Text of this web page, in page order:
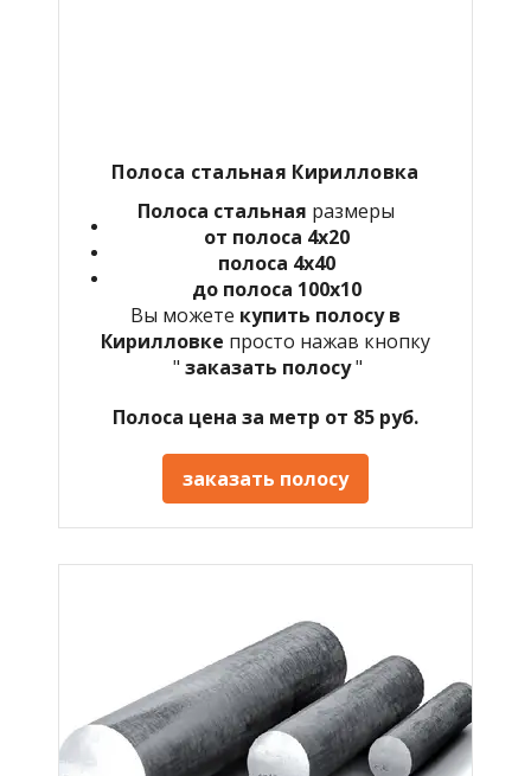
Полоса стальная Кирилловка
Полоса стальная размеры
от полоса 4х20
полоса 4х40
до полоса 100х10
Вы можете купить полосу в
Кирилловке просто нажав кнопку
" заказать полосу"
Полоса цена за метр от 85 руб.
заказать полосу